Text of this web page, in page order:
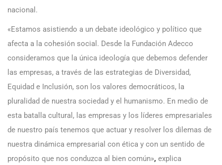
nacional.
«Estamos asistiendo a un debate ideológico y político que
afecta a la cohesión social. Desde la Fundación Adecco
consideramos que la única ideología que debemos defender
las empresas, a través de las estrategias de Diversidad,
Equidad e Inclusión, son los valores democráticos, la
pluralidad de nuestra sociedad y el humanismo. En medio de
esta batalla cultural, las empresas y los líderes empresariales
de nuestro país tenemos que actuar y resolver los dilemas de
nuestra dinámica empresarial con ética y con un sentido de
propósito que nos conduzca al bien común», explica